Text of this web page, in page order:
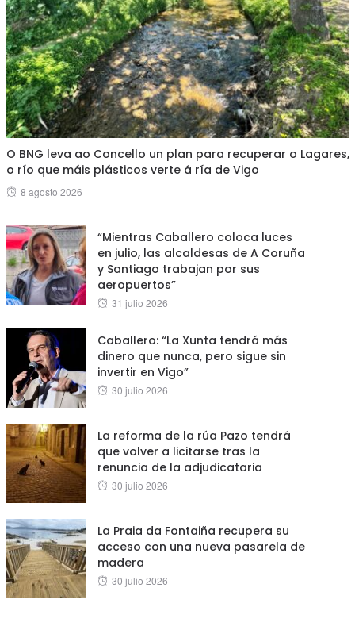
O BNG leva ao Concello un plan para recuperar o Lagares,
o río que máis plásticos verte á ría de Vigo
Posted
8 agosto 2026
“Mientras Caballero coloca luces
en julio, las alcaldesas de A Coruña
y Santiago trabajan por sus
aeropuertos”
Posted
31 julio 2026
Caballero: “La Xunta tendrá más
dinero que nunca, pero sigue sin
invertir en Vigo”
Posted
30 julio 2026
La reforma de la rúa Pazo tendrá
que volver a licitarse tras la
renuncia de la adjudicataria
Posted
30 julio 2026
La Praia da Fontaiña recupera su
acceso con una nueva pasarela de
madera
Posted
30 julio 2026